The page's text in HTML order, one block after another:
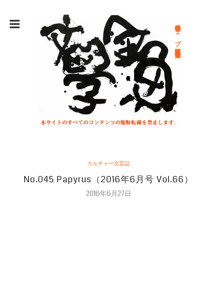
総合文学ウェブ情報誌 文学金魚
カルチャー文芸誌
No.045 Papyrus（2016年6月号 Vol.66）
2016年6月27日